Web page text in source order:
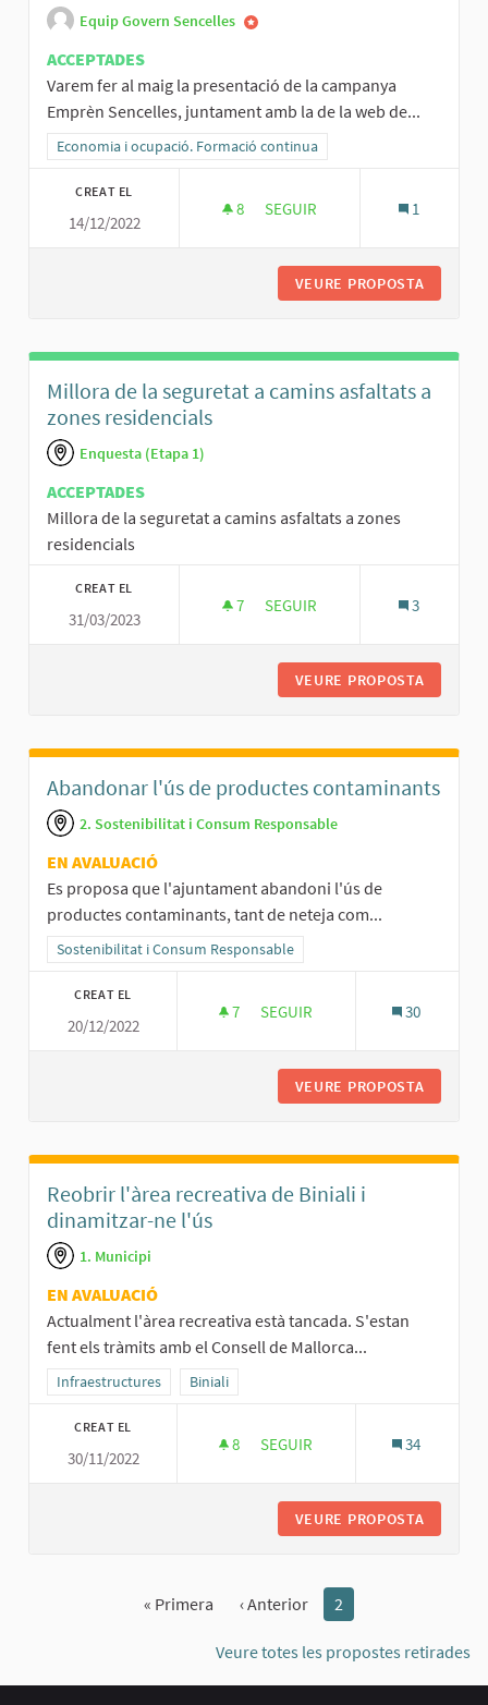
Equip Govern Sencelles
ACCEPTADES
Varem fer al maig la presentació de la campanya
Emprèn Sencelles, juntament amb la de la web de...
Resultats al filtrar per la categoria: Economia i ocupació.
Economia i ocupació. Formació continua
CREAT EL
14/12/2022
8 8 SEGUIDORES
SEGUIR 1
VEURE PROPOSTA
Millora de la seguretat a camins asfaltats a
zones residencials
Enquesta (Etapa 1)
ACCEPTADES
Millora de la seguretat a camins asfaltats a zones
residencials
CREAT EL
31/03/2023
7 7 SEGUIDORES
SEGUIR 3
VEURE PROPOSTA
Abandonar l'ús de productes contaminants
2. Sostenibilitat i Consum Responsable
EN AVALUACIÓ
Es proposa que l'ajuntament abandoni l'ús de
productes contaminants, tant de neteja com...
Resultats al filtrar per la categoria: Sostenibilitat i Consum
Sostenibilitat i Consum Responsable
CREAT EL
20/12/2022
7 7 SEGUIDORES
SEGUIR 30
VEURE PROPOSTA
Reobrir l'àrea recreativa de Biniali i
dinamitzar-ne l'ús
1. Municipi
EN AVALUACIÓ
Actualment l'àrea recreativa està tancada. S'estan
fent els tràmits amb el Consell de Mallorca...
Resultats al filtrar per la categoria: Infraestructures
Infraestructures Resultats al filtrar per l'àmbit: Biniali
Biniali
CREAT EL
30/11/2022
8 8 SEGUIDORES
SEGUIR 34
VEURE PROPOSTA
« Primera ‹ Anterior 2
Veure totes les propostes retirades